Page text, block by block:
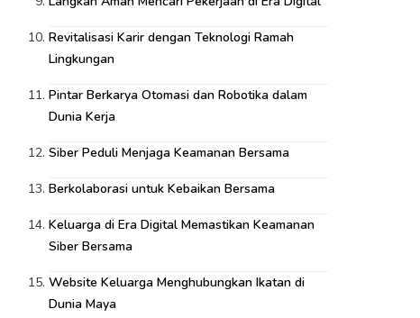
Revitalisasi Karir dengan Teknologi Ramah
Lingkungan
Pintar Berkarya Otomasi dan Robotika dalam
Dunia Kerja
Siber Peduli Menjaga Keamanan Bersama
Berkolaborasi untuk Kebaikan Bersama
Keluarga di Era Digital Memastikan Keamanan
Siber Bersama
Website Keluarga Menghubungkan Ikatan di
Dunia Maya